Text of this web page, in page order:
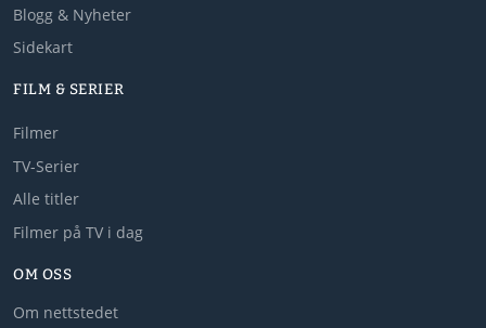
Blogg & Nyheter
Sidekart
FILM & SERIER
Filmer
TV-Serier
Alle titler
Filmer på TV i dag
OM OSS
Om nettstedet